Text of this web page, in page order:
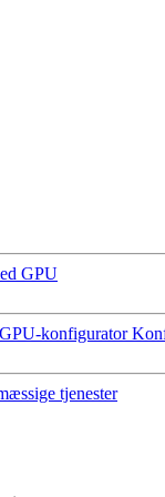
GPU
GPU-konfigurator
tjenester